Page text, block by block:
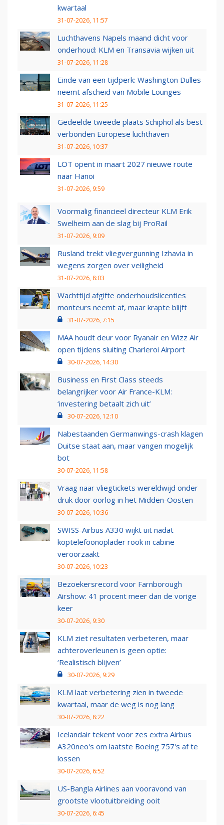
kwartaal
31-07-2026, 11:57
Luchthavens Napels maand dicht voor
onderhoud: KLM en Transavia wijken uit
31-07-2026, 11:28
Einde van een tijdperk: Washington Dulles
neemt afscheid van Mobile Lounges
31-07-2026, 11:25
Gedeelde tweede plaats Schiphol als best
verbonden Europese luchthaven
31-07-2026, 10:37
LOT opent in maart 2027 nieuwe route
naar Hanoi
31-07-2026, 9:59
Voormalig financieel directeur KLM Erik
Swelheim aan de slag bij ProRail
31-07-2026, 9:09
Rusland trekt vliegvergunning Izhavia in
wegens zorgen over veiligheid
31-07-2026, 8:03
Wachttijd afgifte onderhoudslicenties
monteurs neemt af, maar krapte blijft
31-07-2026, 7:15
MAA houdt deur voor Ryanair en Wizz Air
open tijdens sluiting Charleroi Airport
30-07-2026, 14:30
Business en First Class steeds
belangrijker voor Air France-KLM:
‘investering betaalt zich uit’
30-07-2026, 12:10
Nabestaanden Germanwings-crash klagen
Duitse staat aan, maar vangen mogelijk
bot
30-07-2026, 11:58
Vraag naar vliegtickets wereldwijd onder
druk door oorlog in het Midden-Oosten
30-07-2026, 10:36
SWISS-Airbus A330 wijkt uit nadat
koptelefoonoplader rook in cabine
veroorzaakt
30-07-2026, 10:23
Bezoekersrecord voor Farnborough
Airshow: 41 procent meer dan de vorige
keer
30-07-2026, 9:30
KLM ziet resultaten verbeteren, maar
achteroverleunen is geen optie:
‘Realistisch blijven’
30-07-2026, 9:29
KLM laat verbetering zien in tweede
kwartaal, maar de weg is nog lang
30-07-2026, 8:22
Icelandair tekent voor zes extra Airbus
A320neo's om laatste Boeing 757's af te
lossen
30-07-2026, 6:52
US-Bangla Airlines aan vooravond van
grootste vlootuitbreiding ooit
30-07-2026, 6:45